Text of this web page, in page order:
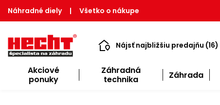
Náhradné diely | Všetko o nákupe
Nájsť najbližšiu predajňu (16)
Akciové
ponuky
Záhradná
technika
Záhrada